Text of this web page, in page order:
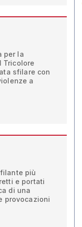
per la
Tricolore
sfilare con
a
più
e portati
di una
provocazioni